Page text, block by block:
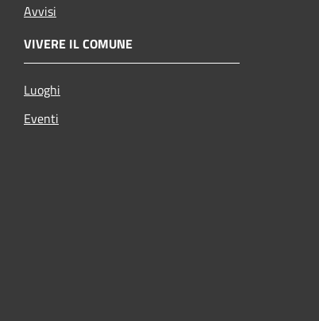
Avvisi
VIVERE IL COMUNE
Luoghi
Eventi